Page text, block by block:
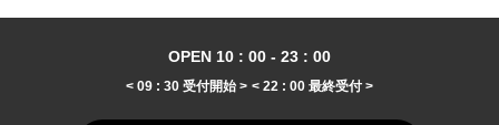
OPEN 10 : 00 - 23 : 00
< 09 : 30 受付開始 > < 22 : 00 最終受付 >